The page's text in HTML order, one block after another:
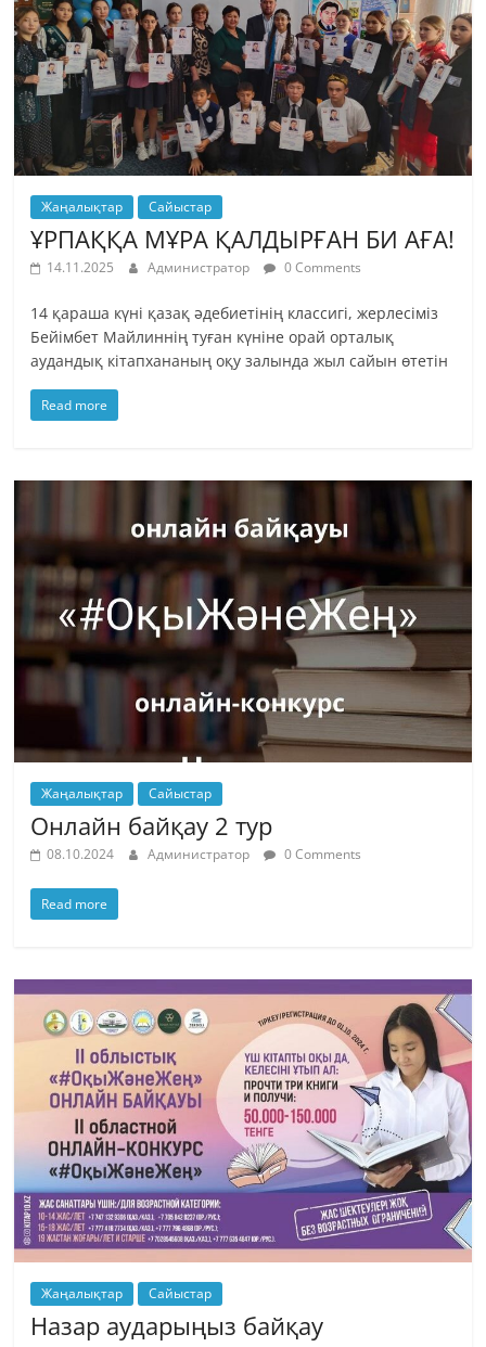
Жаңалықтар Сайыстар
ҰРПАҚҚА МҰРА ҚАЛДЫРҒАН БИ АҒА!
14.11.2025 Администратор 0 Comments
14 қараша күні қазақ әдебиетінің классигі, жерлесіміз
Бейімбет Майлиннің туған күніне орай орталық
аудандық кітапхананың оқу залында жыл сайын өтетін
Read more
Жаңалықтар Сайыстар
Онлайн байқау 2 тур
08.10.2024 Администратор 0 Comments
Read more
Жаңалықтар Сайыстар
Назар аударыңыз байқау